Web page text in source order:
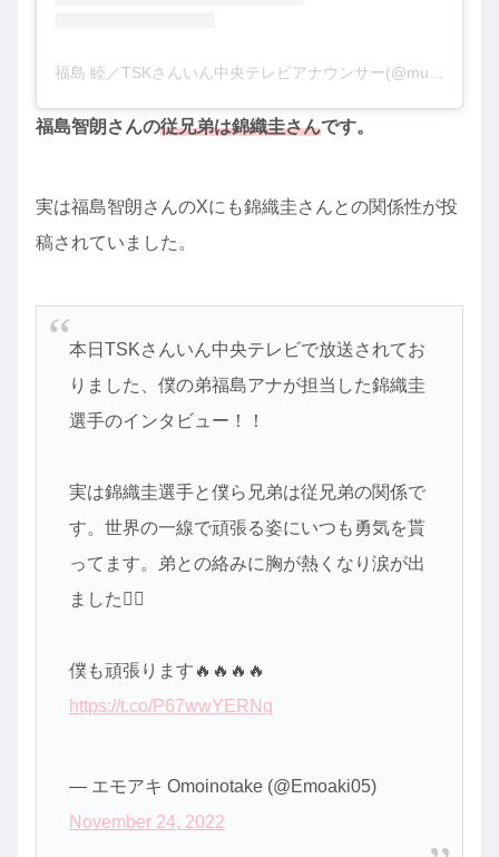
福島智朗さんの従兄弟は錦織圭さんです。
実は福島智朗さんのXにも錦織圭さんとの関係性が投
稿されていました。
本日TSKさんいん中央テレビで放送されてお
りました、僕の弟福島アナが担当した錦織圭
選手のインタビュー！！
実は錦織圭選手と僕ら兄弟は従兄弟の関係で
す。世界の一線で頑張る姿にいつも勇気を貰
ってます。弟との絡みに胸が熱くなり涙が出
ました🙇‍♂️
僕も頑張ります🔥🔥🔥🔥
https://t.co/P67wwYERNq
— エモアキ Omoinotake (@Emoaki05)
November 24, 2022